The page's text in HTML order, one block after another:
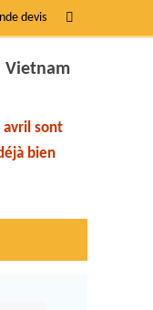
devis
Vietnam
avril sont
bien